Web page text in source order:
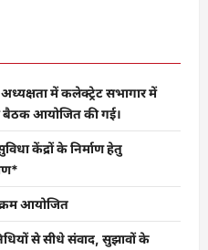
अध्यक्षता में कलेक्ट्रेट सभागार में
बैठक आयोजित की गई।
केंद्रों के निर्माण हेतु
आयोजित
से सीधे संवाद, सुझावों के